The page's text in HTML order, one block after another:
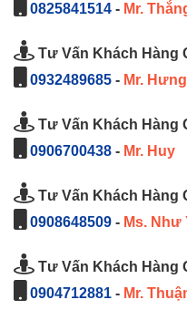
0825841514 - Mr.
Tư Vấn Khách Hàng
0932489685 - Mr. Hưng
Tư Vấn Khách Hàng
0906700438 - Mr. Huy
Tư Vấn Khách Hàng
0908648509 - Ms. Như
Tư Vấn Khách Hàng
0904712881 - Mr.